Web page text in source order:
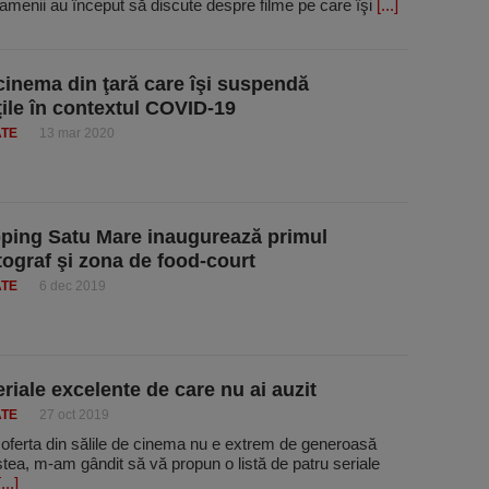
au început să discute despre filme pe care îşi [...]
din ţară care îşi suspendă
în contextul COVID-19
13 mar 2020
Satu Mare inaugurează primul
şi zona de food-court
6 dec 2019
excelente de care nu ai auzit
27 oct 2019
din sălile de cinema nu e extrem de generoasă
m-am gândit să vă propun o listă de patru seriale